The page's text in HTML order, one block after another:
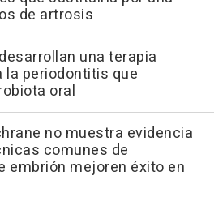
de artrosis
una terapia
periodontitis que
oral
no muestra evidencia
comunes de
embrión mejoren éxito en